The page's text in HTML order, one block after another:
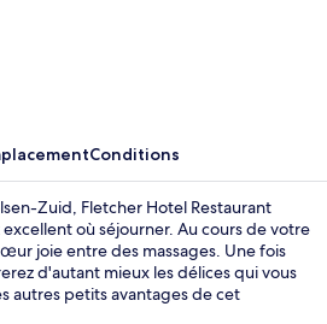
Conditions
Zuid, Fletcher Hotel Restaurant
où séjourner. Au cours de votre
joie entre des massages. Une fois
d'autant mieux les délices qui vous
autres petits avantages de cet